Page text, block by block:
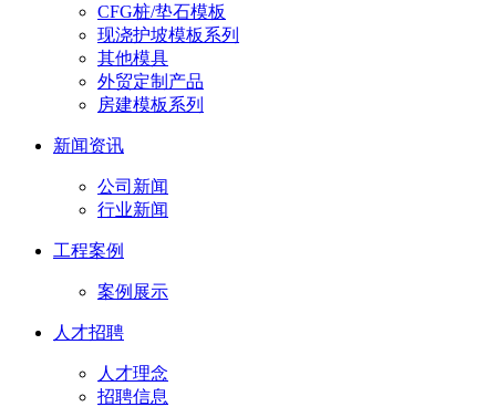
CFG桩/垫石模板
现浇护坡模板系列
其他模具
外贸定制产品
房建模板系列
新闻资讯
公司新闻
行业新闻
工程案例
案例展示
人才招聘
人才理念
招聘信息